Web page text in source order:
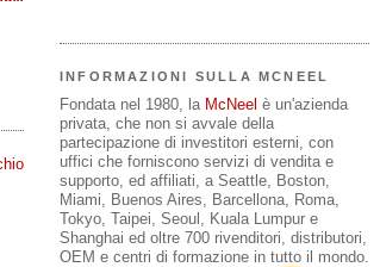
INFORMAZIONI SULLA MCNEEL
Fondata nel 1980, la McNeel è un'azienda
privata, che non si avvale della
partecipazione di investitori esterni, con
uffici che forniscono servizi di vendita e
supporto, ed affiliati, a Seattle, Boston,
Miami, Buenos Aires, Barcellona, Roma,
Tokyo, Taipei, Seoul, Kuala Lumpur e
Shanghai ed oltre 700 rivenditori, distributori,
OEM e centri di formazione in tutto il mondo.